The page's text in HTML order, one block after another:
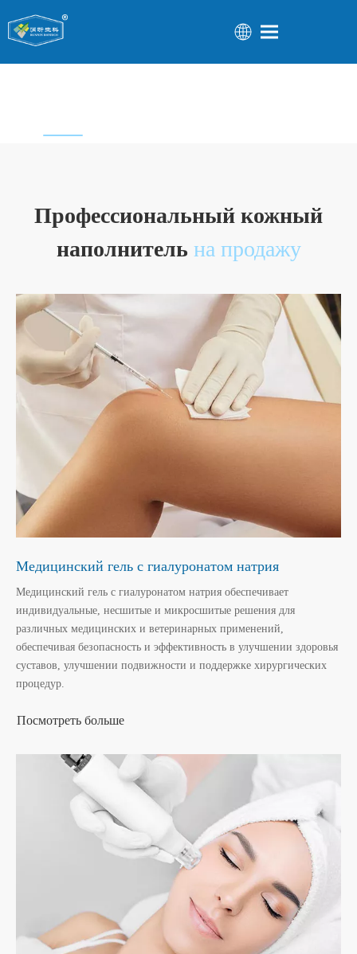
Профессиональный кожный
наполнитель на продажу
Медицинский гель с гиалуронатом натрия
Медицинский гель с гиалуронатом натрия обеспечивает
индивидуальные, несшитые и микросшитые решения для
различных медицинских и ветеринарных применений,
обеспечивая безопасность и эффективность в улучшении здоровья
суставов, улучшении подвижности и поддержке хирургических
процедур.
Посмотреть больше